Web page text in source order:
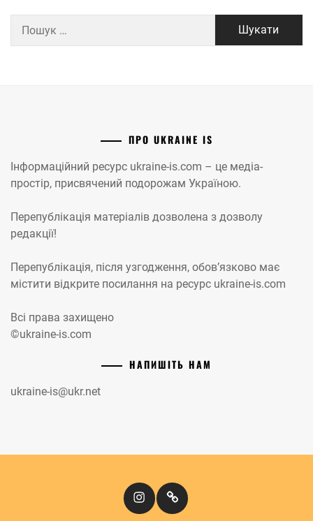
ПРО UKRAINE IS
Інформаційний ресурс ukraine-is.com – це медіа-
простір, присвячений подорожам Україною.
Перепублікація матеріалів дозволена з дозволу
редакції!
Перепублікація, після узгодження, обов’язково має
містити відкрите посилання на ресурс ukraine-is.com
Всі права захищено
©ukraine-is.com
НАПИШІТЬ НАМ
ukraine-is@ukr.net
InstagramКіномандри